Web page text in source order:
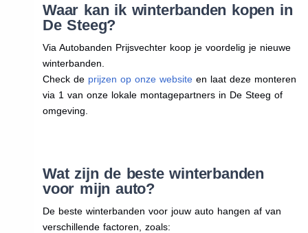
Waar kan ik winterbanden kopen in
De Steeg?
Via Autobanden Prijsvechter koop je voordelig je nieuwe
winterbanden.
Check de prijzen op onze websiteen laat deze monteren
via 1 van onze lokale montagepartners in De Steeg of
omgeving.
Wat zijn de beste winterbanden
voor mijn auto?
De beste winterbanden voor jouw auto hangen af van
verschillende factoren, zoals: